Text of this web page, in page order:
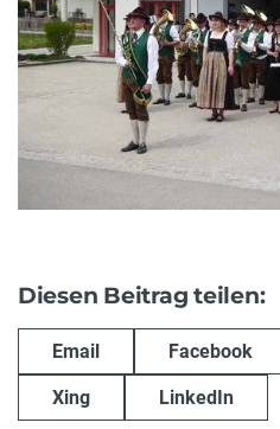
Diesen Beitrag teilen:
Email Facebook
Xing LinkedIn